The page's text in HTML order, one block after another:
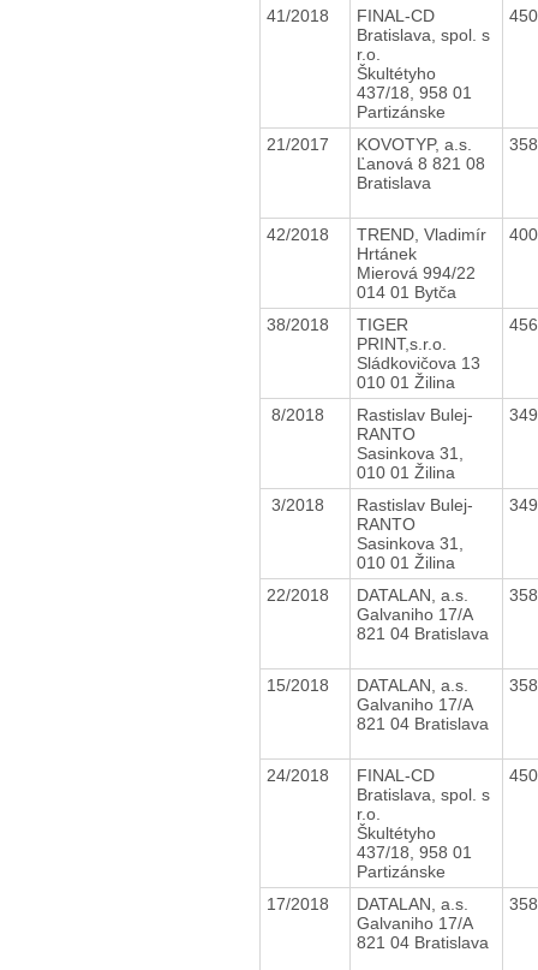
41/2018
FINAL-CD
Bratislava, spol. s
r.o.
Škultétyho
437/18, 958 01
Partizánske
21/2017
KOVOTYP, a.s.
Ľanová 8 821 08
Bratislava
42/2018
TREND, Vladimír
Hrtánek
Mierová 994/22
014 01 Bytča
38/2018
TIGER
PRINT,s.r.o.
Sládkovičova 13
010 01 Žilina
8/2018
Rastislav Bulej-
RANTO
Sasinkova 31,
010 01 Žilina
3/2018
Rastislav Bulej-
RANTO
Sasinkova 31,
010 01 Žilina
22/2018
DATALAN, a.s.
Galvaniho 17/A
821 04 Bratislava
15/2018
DATALAN, a.s.
Galvaniho 17/A
821 04 Bratislava
24/2018
FINAL-CD
Bratislava, spol. s
r.o.
Škultétyho
437/18, 958 01
Partizánske
17/2018
DATALAN, a.s.
Galvaniho 17/A
821 04 Bratislava